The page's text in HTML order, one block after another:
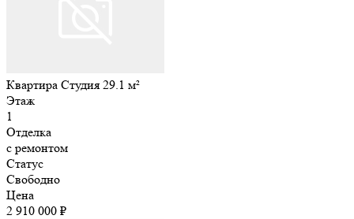
Квартира Студия 29.1 м²
Этаж
1
Отделка
с ремонтом
Статус
Свободно
Цена
2 910 000 ₽